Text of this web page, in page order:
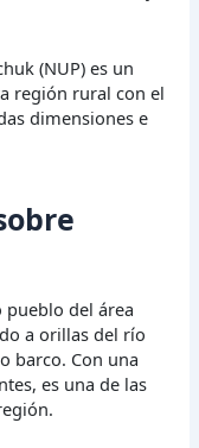
(NUP) es un
región rural con el
dimensiones e
del área
a orillas del río
barco. Con una
es una de las